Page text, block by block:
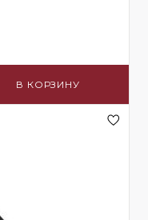
В КОРЗИНУ